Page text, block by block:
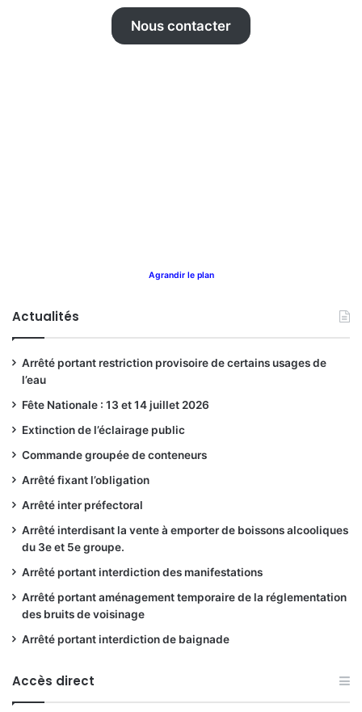
Nous contacter
Agrandir le plan
Actualités
Arrêté portant restriction provisoire de certains usages de
l’eau
Fête Nationale : 13 et 14 juillet 2026
Extinction de l’éclairage public
Commande groupée de conteneurs
Arrêté fixant l’obligation
Arrêté inter préfectoral
Arrêté interdisant la vente à emporter de boissons alcooliques
du 3e et 5e groupe.
Arrêté portant interdiction des manifestations
Arrêté portant aménagement temporaire de la réglementation
des bruits de voisinage
Arrêté portant interdiction de baignade
Accès direct